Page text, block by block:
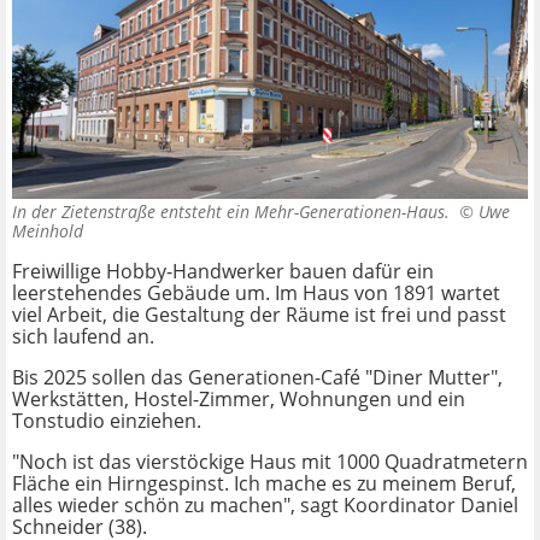
In der Zietenstraße entsteht ein Mehr-Generationen-Haus. © Uwe
Meinhold
Freiwillige Hobby-Handwerker bauen dafür ein
leerstehendes Gebäude um. Im Haus von 1891 wartet
viel Arbeit, die Gestaltung der Räume ist frei und passt
sich laufend an.
Bis 2025 sollen das Generationen-Café "Diner Mutter",
Werkstätten, Hostel-Zimmer, Wohnungen und ein
Tonstudio einziehen.
"Noch ist das vierstöckige Haus mit 1000 Quadratmetern
Fläche ein Hirngespinst. Ich mache es zu meinem Beruf,
alles wieder schön zu machen", sagt Koordinator Daniel
Schneider (38).